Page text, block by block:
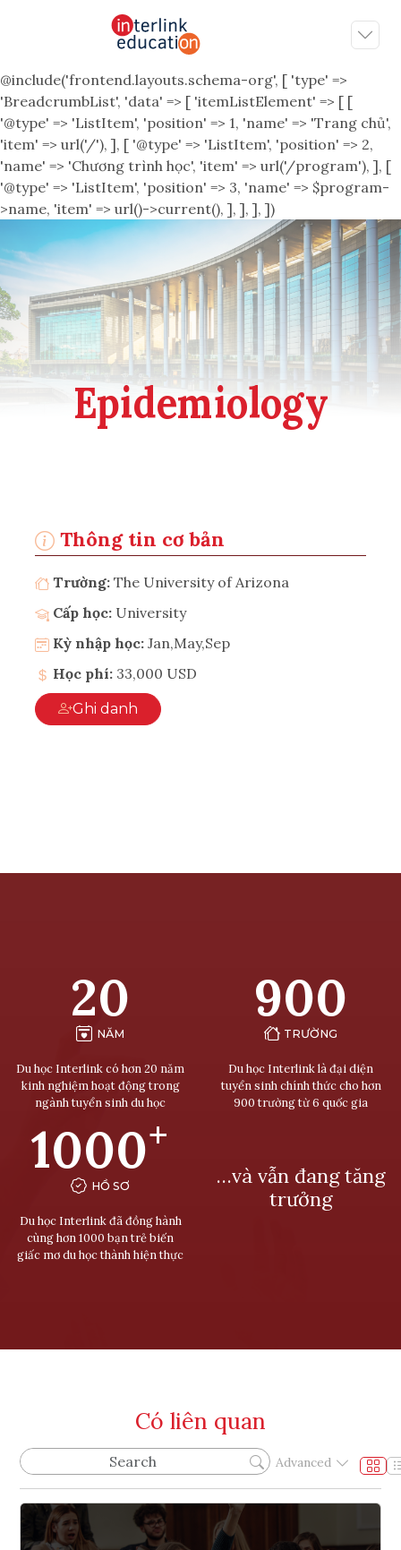
@include('frontend.layouts.schema-org', [ 'type' =>
'BreadcrumbList', 'data' => [ 'itemListElement' => [ [
'@type' => 'ListItem', 'position' => 1, 'name' => 'Trang chủ',
'item' => url('/'), ], [ '@type' => 'ListItem', 'position' => 2,
'name' => 'Chương trình học', 'item' => url('/program'), ], [
'@type' => 'ListItem', 'position' => 3, 'name' => $program-
>name, 'item' => url()->current(), ], ], ], ])
Epidemiology
Thông tin cơ bản
Trường: The University of Arizona
Cấp học: University
Kỳ nhập học: Jan,May,Sep
Học phí: 33,000 USD
Ghi danh
20
NĂM
Du học Interlink có hơn 20 năm
kinh nghiệm hoạt động trong
ngành tuyển sinh du học
900
TRƯỜNG
Du học Interlink là đại diện
tuyển sinh chính thức cho hơn
900 trường từ 6 quốc gia
1000+
HỒ SƠ
Du học Interlink đã đồng hành
cùng hơn 1000 bạn trẻ biến
giấc mơ du học thành hiện thực
…và vẫn đang tăng
trưởng
Có liên quan
Advanced